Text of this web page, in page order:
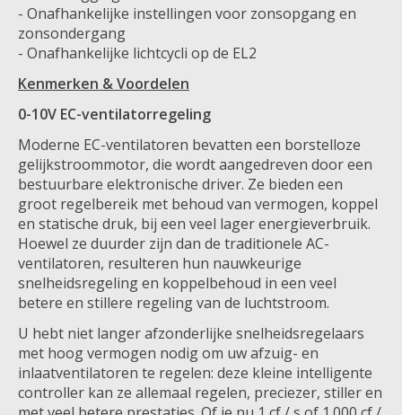
- Onafhankelijke instellingen voor zonsopgang en
zonsondergang
- Onafhankelijke lichtcycli op de EL2
Kenmerken & Voordelen
0-10V EC-ventilatorregeling
Moderne EC-ventilatoren bevatten een borstelloze
gelijkstroommotor, die wordt aangedreven door een
bestuurbare elektronische driver. Ze bieden een
groot regelbereik met behoud van vermogen, koppel
en statische druk, bij een veel lager energieverbruik.
Hoewel ze duurder zijn dan de traditionele AC-
ventilatoren, resulteren hun nauwkeurige
snelheidsregeling en koppelbehoud in een veel
betere en stillere regeling van de luchtstroom.
U hebt niet langer afzonderlijke snelheidsregelaars
met hoog vermogen nodig om uw afzuig- en
inlaatventilatoren te regelen: deze kleine intelligente
controller kan ze allemaal regelen, preciezer, stiller en